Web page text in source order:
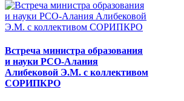
Встреча министра образования
и науки РСО-Алания
Алибековой Э.М. с коллективом
СОРИПКРО